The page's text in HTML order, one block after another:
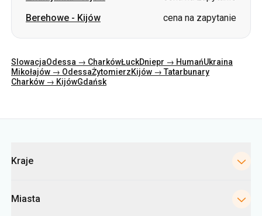
Berehowe - Kijów cena na zapytanie
SlowacjaOdessa → CharkówŁuckDniepr → HumańUkraina
Mikołajów → OdessaŻytomierzKijów → Tatarbunary
Charków → KijówGdańsk
Kraje
Miasta